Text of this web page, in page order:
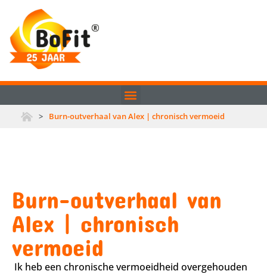
> Burn-outverhaal van Alex | chronisch vermoeid
Burn-outverhaal van
Alex | chronisch
vermoeid
Ik heb een chronische vermoeidheid overgehouden